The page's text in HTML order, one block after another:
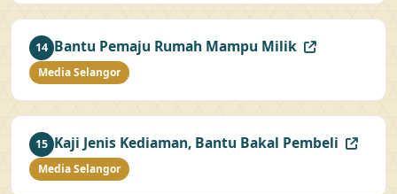
14 Bantu Pemaju Rumah Mampu Milik
Media Selangor
15 Kaji Jenis Kediaman, Bantu Bakal Pembeli
Media Selangor